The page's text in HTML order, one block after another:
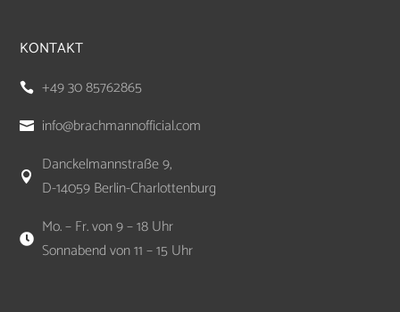
KONTAKT
 +49 30 85762865
 info@brachmannofficial.com

Danckelmannstraße 9,
D-14059 Berlin-Charlottenburg

Mo. – Fr. von 9 – 18 Uhr
Sonnabend von 11 – 15 Uhr